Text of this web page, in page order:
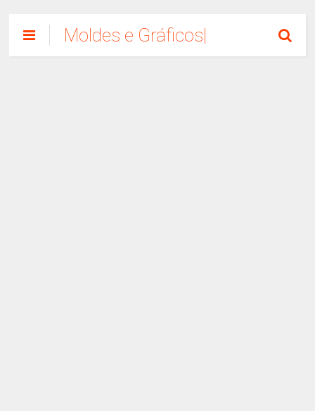
Moldes e Gráficos|
Como Fazer